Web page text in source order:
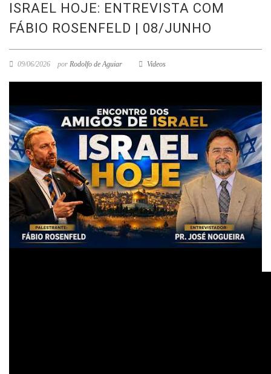
ISRAEL HOJE: ENTREVISTA COM
FÁBIO ROSENFELD | 08/JUNHO
09/06/2026 por Rodolfo de Aguiar Videos